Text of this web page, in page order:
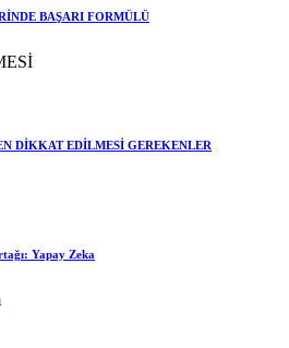
BAŞARI FORMÜLÜ
DİKKAT EDİLMESİ GEREKENLER
Yapay Zeka